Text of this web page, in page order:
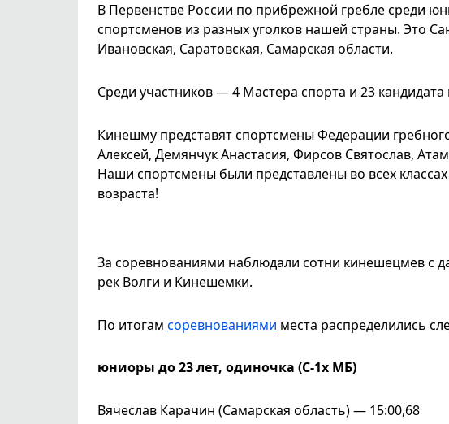
В Первенстве России по прибрежной гребле среди
спортсменов из разных уголков нашей страны. Это
Ивановская, Саратовская, Самарская области.
Среди участников — 4 Мастера спорта и 23
Кинешму представят спортсмены Федерации
Алексей, Демянчук Анастасия, Фирсов Святослав,
Наши спортсмены были представлены во всех
возраста!
За соревнованиями наблюдали сотни кинешецмев с
рек Волги и Кинешемки.
По итогам соревнованиями места распределились
юниоры до 23 лет, одиночка (С-1х МБ)
Вячеслав Карачин (Самарская область) — 15:00,68